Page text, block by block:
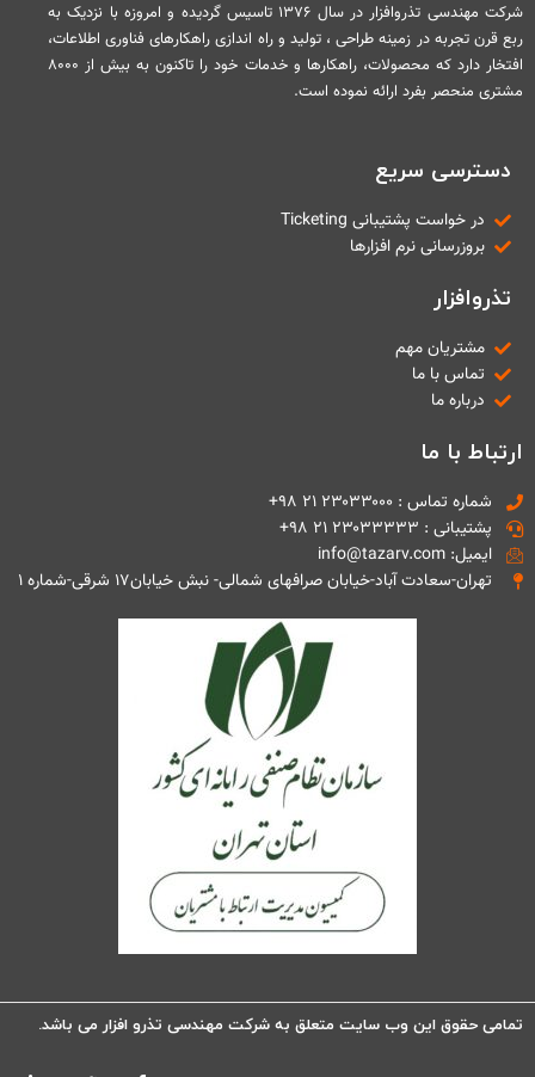
شرکت مهندسی تذروافزار در سال ۱۳۷۶ تاسیس گردیده و امروزه با نزدیک به
ربع قرن تجربه در زمینه طراحی ، تولید و راه اندازی راهکارهای فناوری اطلاعات،
افتخار دارد که محصولات، راهکارها و خدمات خود را تاکنون به بیش از ۸۰۰۰
مشتری منحصر بفرد ارائه نموده است.
دسترسی سریع
در خواست پشتیبانی Ticketing
بروزرسانی نرم افزارها
تذروافزار
مشتریان مهم
تماس با ما
درباره ما
ارتباط با ما
شماره تماس : ۲۳۰۳۳۰۰۰ ۲۱ ۹۸+
پشتیبانی : ۲۳۰۳۳۳۳۳ ۲۱ ۹۸+
ایمیل: info@tazarv.com
تهران-سعادت آباد-خیابان صرافهای شمالی- نبش خیابان۱۷ شرقی-شماره ۱
تمامی حقوق این وب سایت متعلق به شرکت مهندسی تذرو افزار می باشد.